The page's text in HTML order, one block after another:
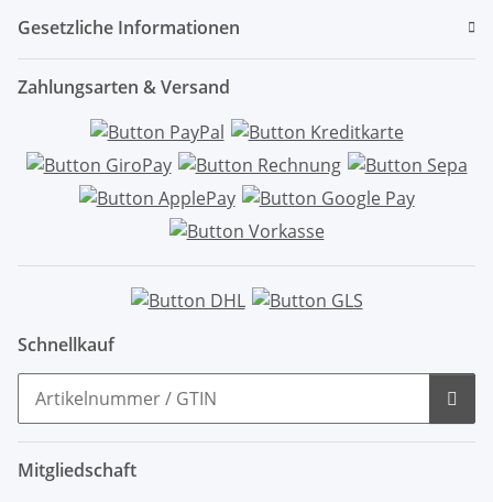
Gesetzliche Informationen
Zahlungsarten & Versand
Schnellkauf
Mitgliedschaft